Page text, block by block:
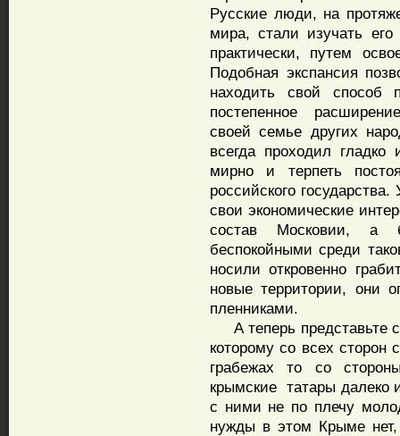
Русские люди, на
мира, стали изучать
практически, путем
Подобная экспансия
находить свой способ
постепенное
своей семье других
всегда проходил
мирно и терпеть
российского
свои экономические
состав Московии, а
беспокойными среди
носили откровенно
новые территории, они
пленниками.
А теперь представьте
которому со всех сторон
грабежах то со
крымские татары далеко
с ними не по плечу
нужды в этом Крыме нет,